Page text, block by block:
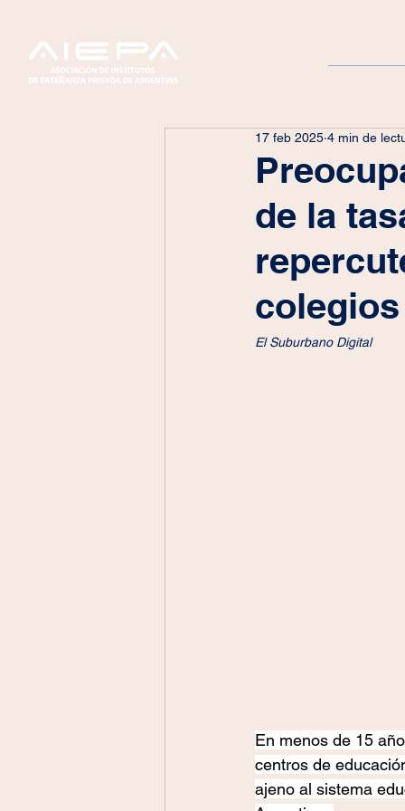
de la
17 feb 2025 4 min de
El Suburbano Digital
En menos de 15
centros de
ajeno al sistema